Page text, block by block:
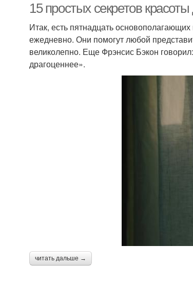
15 простых секретов
Итак, есть пятнадцать
ежедневно. Они помогут любой
великолепно. Еще Фрэнсис Бэкон
драгоценнее».
читать дальше →